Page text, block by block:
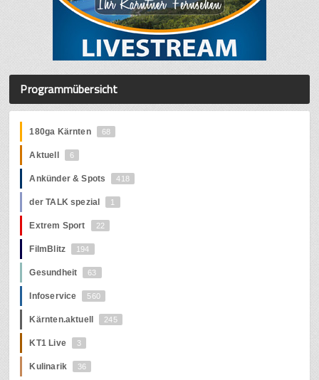
Programmübersicht
180ga Kärnten 68
Aktuell 6
Ankünder & Spots 418
der TALK spezial 1
Extrem Sport 22
FilmBlitz 194
Gesundheit 63
Infoservice 560
Kärnten.aktuell 245
KT1 Live 3
Kulinarik 36